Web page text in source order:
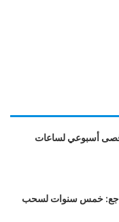
أسبوعي لساعات
خمس سنوات لسحب